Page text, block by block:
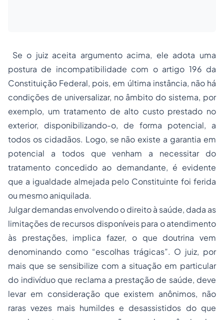
Se o juiz aceita argumento acima, ele adota uma
postura de incompatibilidade com o artigo 196 da
Constituição Federal, pois, em última instância, não há
condições de universalizar, no âmbito do sistema, por
exemplo, um tratamento de alto custo prestado no
exterior, disponibilizando-o, de forma potencial, a
todos os cidadãos. Logo, se não existe a garantia em
potencial a todos que venham a necessitar do
tratamento concedido ao demandante, é evidente
que a igualdade almejada pelo Constituinte foi ferida
ou mesmo aniquilada.
Julgar demandas envolvendo o direito à saúde, dada as
limitações de recursos disponíveis para o atendimento
às prestações, implica fazer, o que doutrina vem
denominando como “escolhas trágicas”. O juiz, por
mais que se sensibilize com a situação em particular
do indivíduo que reclama a prestação de saúde, deve
levar em consideração que existem anônimos, não
raras vezes mais humildes e desassistidos do que